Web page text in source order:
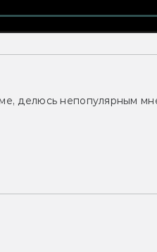
делюсь непопулярным